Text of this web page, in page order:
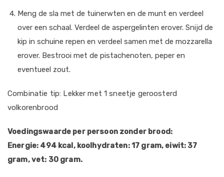
Meng de sla met de tuinerwten en de munt en verdeel
over een schaal. Verdeel de aspergelinten erover. Snijd de
kip in schuine repen en verdeel samen met de mozzarella
erover. Bestrooi met de pistachenoten, peper en
eventueel zout.
Combinatie tip: Lekker met 1 sneetje geroosterd
volkorenbrood
Voedingswaarde per persoon zonder brood:
Energie: 494 kcal, koolhydraten: 17 gram, eiwit: 37
gram, vet: 30 gram.